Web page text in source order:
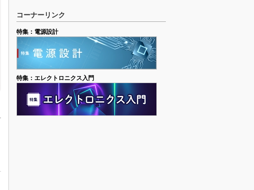
コーナーリンク
特集：電源設計
特集：エレクトロニクス入門